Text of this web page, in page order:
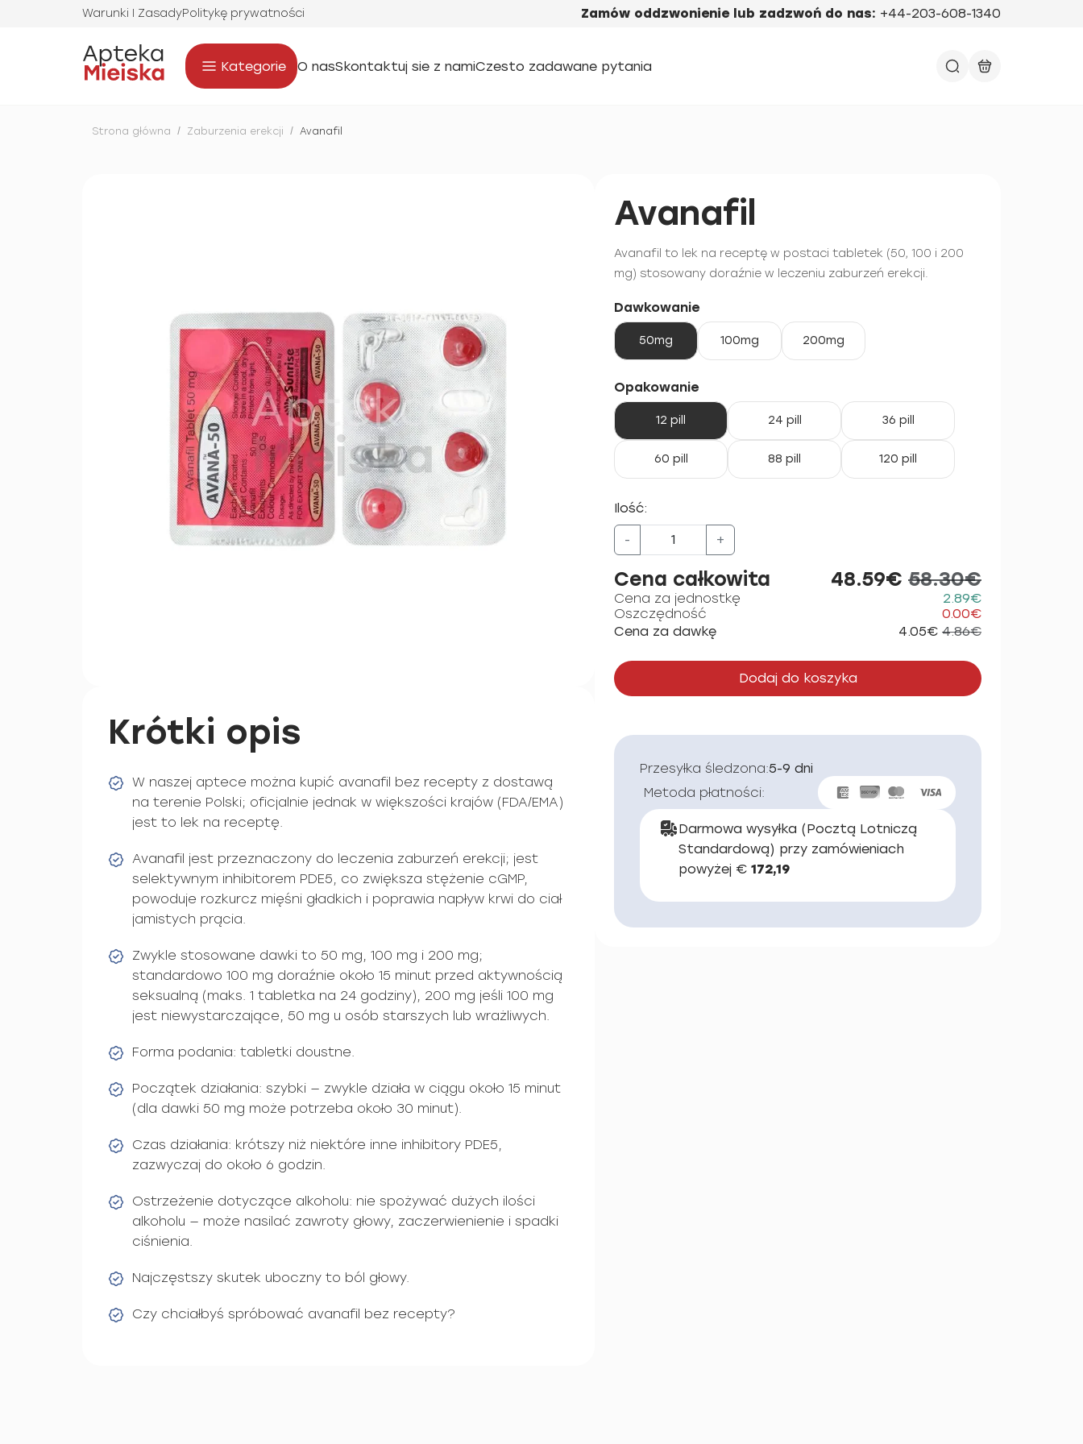
Warunki I ZasadyPolitykę prywatności Zamów oddzwonienie lub zadzwoń do nas: +44-203-608-1340
Kategorie O nasSkontaktuj sie z namiCzesto zadawane pytania
Strona główna / Zaburzenia erekcji / Avanafil
Krótki opis
W naszej aptece można kupić avanafil bez recepty z dostawą
na terenie Polski; oficjalnie jednak w większości krajów (FDA/EMA)
jest to lek na receptę.
Avanafil jest przeznaczony do leczenia zaburzeń erekcji; jest
selektywnym inhibitorem PDE5, co zwiększa stężenie cGMP,
powoduje rozkurcz mięśni gładkich i poprawia napływ krwi do ciał
jamistych prącia.
Zwykle stosowane dawki to 50 mg, 100 mg i 200 mg;
standardowo 100 mg doraźnie około 15 minut przed aktywnością
seksualną (maks. 1 tabletka na 24 godziny), 200 mg jeśli 100 mg
jest niewystarczające, 50 mg u osób starszych lub wrażliwych.
Forma podania: tabletki doustne.
Początek działania: szybki — zwykle działa w ciągu około 15 minut
(dla dawki 50 mg może potrzeba około 30 minut).
Czas działania: krótszy niż niektóre inne inhibitory PDE5,
zazwyczaj do około 6 godzin.
Ostrzeżenie dotyczące alkoholu: nie spożywać dużych ilości
alkoholu — może nasilać zawroty głowy, zaczerwienienie i spadki
ciśnienia.
Najczęstszy skutek uboczny to ból głowy.
Czy chciałbyś spróbować avanafil bez recepty?
Avanafil
Avanafil to lek na receptę w postaci tabletek (50, 100 i 200
mg) stosowany doraźnie w leczeniu zaburzeń erekcji.
Dawkowanie
50mg 100mg 200mg
Opakowanie
12 pill 24 pill 36 pill
60 pill 88 pill 120 pill
Ilość:
- +
Cena całkowita 48.59€ 58.30€
Cena za jednostkę
2.89€
Oszczędność
0.00€
Cena za dawkę
4.05€ 4.86€
Dodaj do koszyka
Przesyłka śledzona:5-9 dni
Metoda płatności:
Darmowa wysyłka (Pocztą Lotniczą
Standardową) przy zamówieniach
powyżej € 172,19